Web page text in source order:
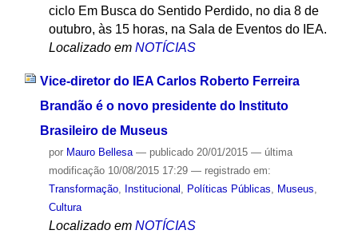
ciclo Em Busca do Sentido Perdido, no dia 8 de
outubro, às 15 horas, na Sala de Eventos do IEA.
Localizado em NOTÍCIAS
Vice-diretor do IEA Carlos Roberto Ferreira
Brandão é o novo presidente do Instituto
Brasileiro de Museus
por Mauro Bellesa — publicado20/01/2015 — última
modificação10/08/2015 17:29 — registrado em:
Transformação, Institucional , Políticas Públicas, Museus,
Cultura
Localizado em NOTÍCIAS